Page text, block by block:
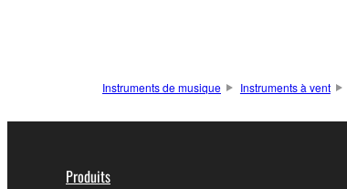
Instruments de musique Instruments à vent
Produits